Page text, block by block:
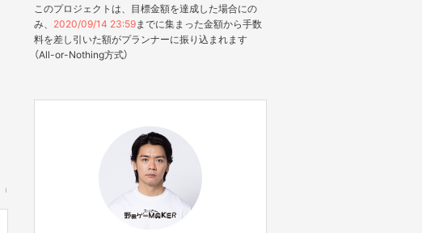
このプロジェクトは、目標金額を達成した場合にの
み、 2020/09/14 23:59までに集まった金額から手数
料を差し引いた額がプランナーに振り込まれます
（All-or-Nothing方式）